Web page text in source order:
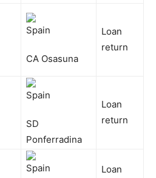
CA Osasuna
Loan
return
SD
Ponferradina
Loan
return
Loan